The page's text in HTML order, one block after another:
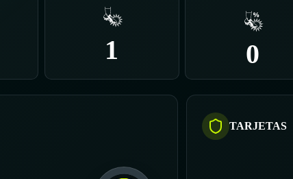
1 0
TARJETAS